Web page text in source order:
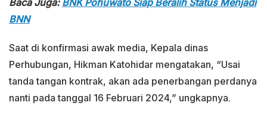
Baca Juga: BNK Pohuwato Siap Beralih Status Menjadi
BNN
Saat di konfirmasi awak media, Kepala dinas
Perhubungan, Hikman Katohidar mengatakan, “Usai
tanda tangan kontrak, akan ada penerbangan perdanya
nanti pada tanggal 16 Februari 2024,” ungkapnya.